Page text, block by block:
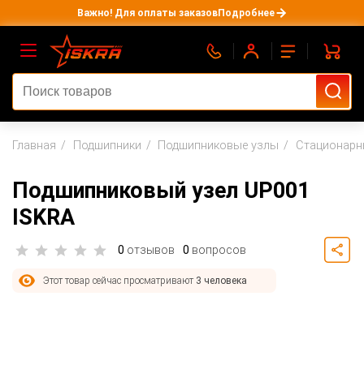
Важно! Для оплаты заказовПодробнее
Главная Подшипники Подшипниковые узлы
Подшипниковый узел UP001
ISKRA
0 отзывов 0 вопросов
Этот товар сейчас просматривают 3 человека